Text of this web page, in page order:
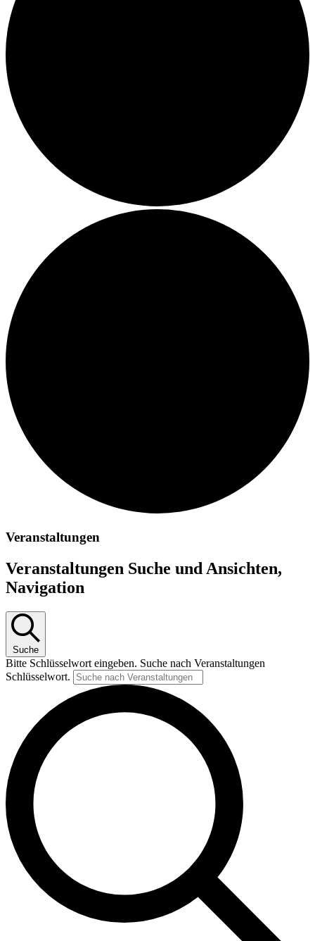
Veranstaltungen
Veranstaltungen Suche und Ansichten,
Navigation
Suche
Bitte Schlüsselwort eingeben. Suche nach Veranstaltungen
Schlüsselwort.